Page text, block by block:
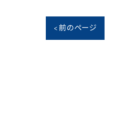
< 前のページ